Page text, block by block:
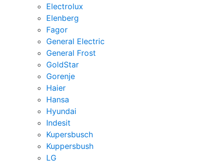
Electrolux
Elenberg
Fagor
General Electric
General Frost
GoldStar
Gorenje
Haier
Hansa
Hyundai
Indesit
Kupersbusch
Kuppersbush
LG